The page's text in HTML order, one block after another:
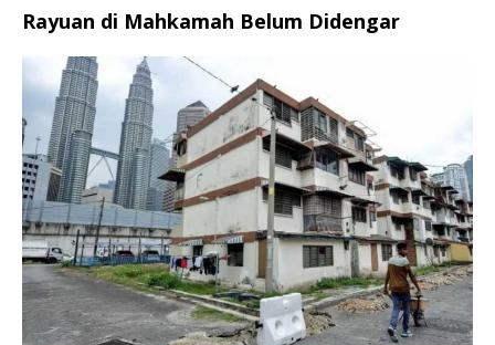
Rayuan di Mahkamah Belum Didengar